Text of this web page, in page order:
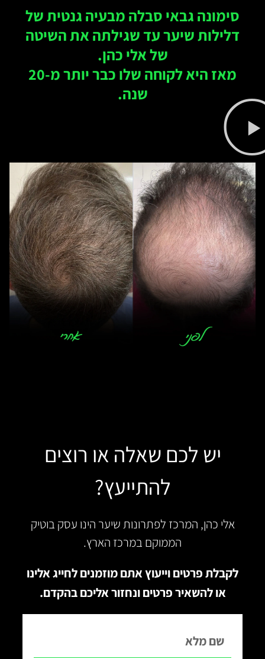
סימונה גבאי סבלה מבעיה גנטית של
דלילות שיער עד שגילתה את השיטה
של אלי כהן.
מאז היא לקוחה שלו כבר יותר מ-20
שנה.
יש לכם שאלה או רוצים
להתייעץ?
אלי כהן, המרכז לפתרונות שיער הינו עסק בוטיק
הממוקם במרכז הארץ.
לקבלת פרטים וייעוץ אתם מוזמנים לחייג אלינו
או להשאיר פרטים ונחזור אליכם בהקדם.